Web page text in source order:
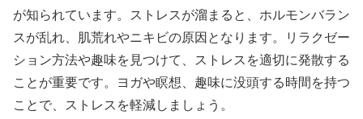
が知られています。ストレスが溜まると、ホルモンバラン
スが乱れ、肌荒れやニキビの原因となります。リラクゼー
ション方法や趣味を見つけて、ストレスを適切に発散する
ことが重要です。ヨガや瞑想、趣味に没頭する時間を持つ
ことで、ストレスを軽減しましょう。